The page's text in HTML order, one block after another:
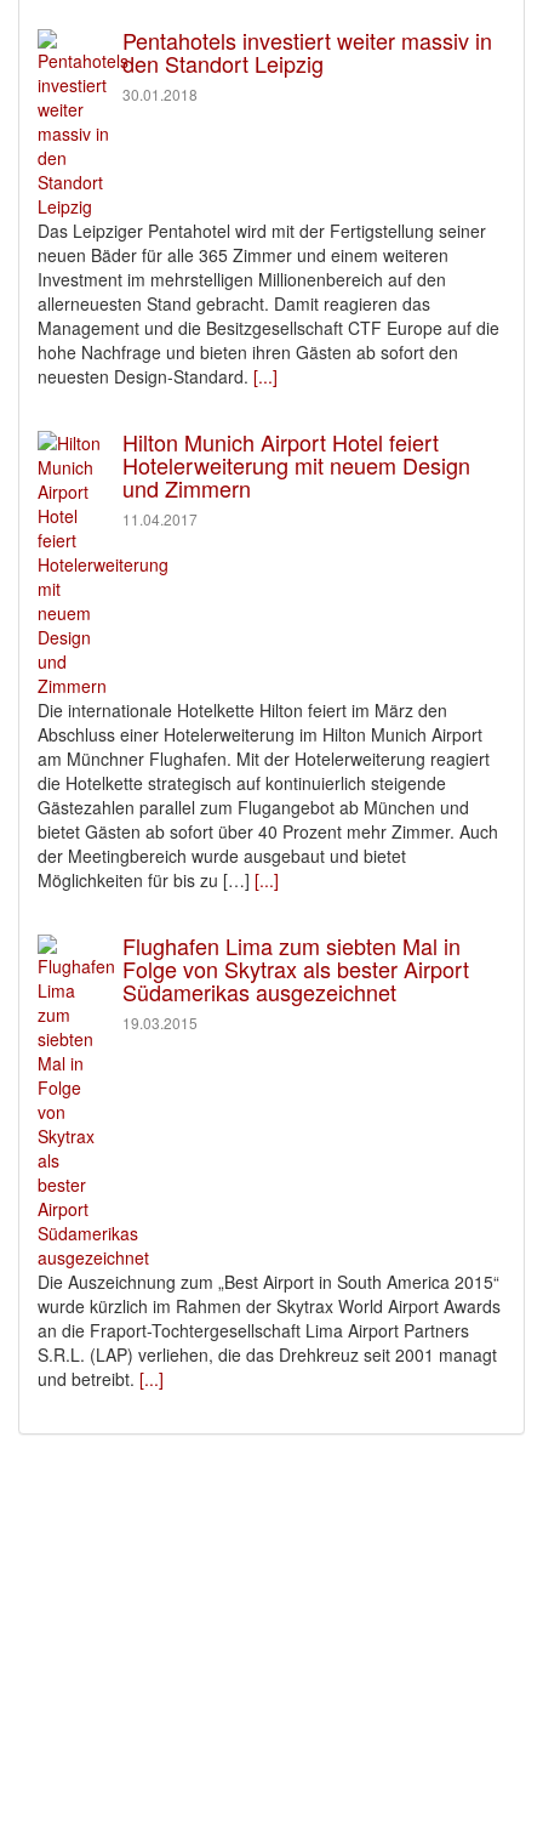
Pentahotels investiert weiter massiv in
den Standort Leipzig
30.01.2018
Das Leipziger Pentahotel wird mit der Fertigstellung seiner
neuen Bäder für alle 365 Zimmer und einem weiteren
Investment im mehrstelligen Millionenbereich auf den
allerneuesten Stand gebracht. Damit reagieren das
Management und die Besitzgesellschaft CTF Europe auf die
hohe Nachfrage und bieten ihren Gästen ab sofort den
neuesten Design-Standard. [...]
Hilton Munich Airport Hotel feiert
Hotelerweiterung mit neuem Design
und Zimmern
11.04.2017
Die internationale Hotelkette Hilton feiert im März den
Abschluss einer Hotelerweiterung im Hilton Munich Airport
am Münchner Flughafen. Mit der Hotelerweiterung reagiert
die Hotelkette strategisch auf kontinuierlich steigende
Gästezahlen parallel zum Flugangebot ab München und
bietet Gästen ab sofort über 40 Prozent mehr Zimmer. Auch
der Meetingbereich wurde ausgebaut und bietet
Möglichkeiten für bis zu […] [...]
Flughafen Lima zum siebten Mal in
Folge von Skytrax als bester Airport
Südamerikas ausgezeichnet
19.03.2015
Die Auszeichnung zum „Best Airport in South America 2015“
wurde kürzlich im Rahmen der Skytrax World Airport Awards
an die Fraport-Tochtergesellschaft Lima Airport Partners
S.R.L. (LAP) verliehen, die das Drehkreuz seit 2001 managt
und betreibt. [...]